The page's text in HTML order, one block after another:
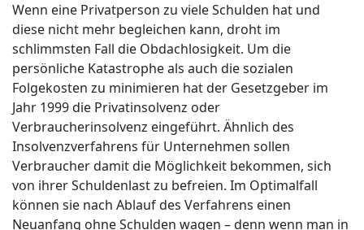
Wenn eine Privatperson zu viele Schulden hat und
diese nicht mehr begleichen kann, droht im
schlimmsten Fall die Obdachlosigkeit. Um die
persönliche Katastrophe als auch die sozialen
Folgekosten zu minimieren hat der Gesetzgeber im
Jahr 1999 die Privatinsolvenz oder
Verbraucherinsolvenz eingeführt. Ähnlich des
Insolvenzverfahrens für Unternehmen sollen
Verbraucher damit die Möglichkeit bekommen, sich
von ihrer Schuldenlast zu befreien. Im Optimalfall
können sie nach Ablauf des Verfahrens einen
Neuanfang ohne Schulden wagen – denn wenn man in